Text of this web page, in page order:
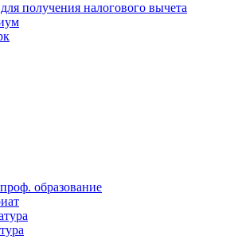
получения налогового вычета
образование